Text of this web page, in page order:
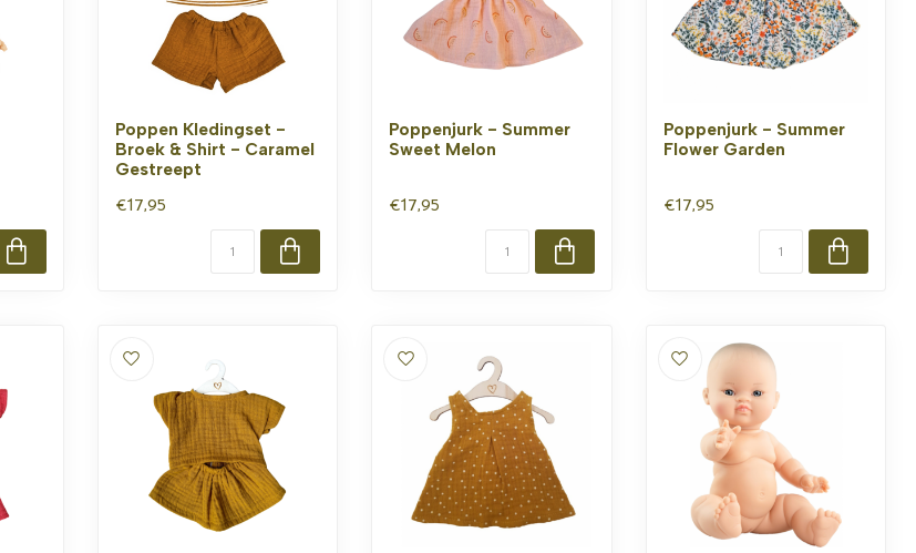
Poppen Kledingset -
Broek & Shirt - Caramel
Gestreept
€17,95
Poppenjurk - Summer
Sweet Melon
€17,95
Poppenjurk - Summer
Flower Garden
€17,95